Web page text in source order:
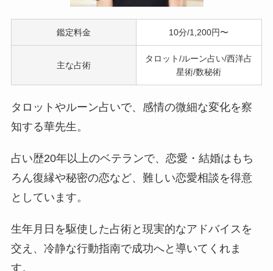
鑑定料金 10分/1,200円〜
主な占術
タロット/ルーン占い/西洋占
星術/数秘術
タロットやルーン占いで、感情の微細な変化を察
知する華先生。
占い歴20年以上のベテランで、恋愛・結婚はもち
ろん復縁や秘密の恋など、難しい恋愛相談を得意
としています。
生年月日を駆使した占術と現実的なアドバイスを
交え、冷静な行動指南で成功へと導いてくれま
す。